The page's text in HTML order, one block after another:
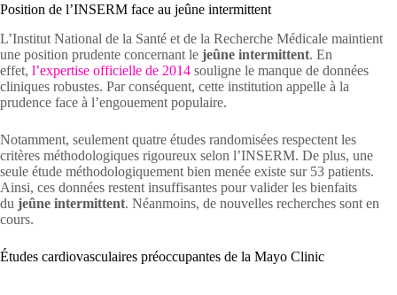
Position de l’INSERM face au jeûne intermittent
L’Institut National de la Santé et de la Recherche Médicale maintient
une position prudente concernant le jeûne intermittent. En
effet, l’expertise officielle de 2014 souligne le manque de données
cliniques robustes. Par conséquent, cette institution appelle à la
prudence face à l’engouement populaire.
Notamment, seulement quatre études randomisées respectent les
critères méthodologiques rigoureux selon l’INSERM. De plus, une
seule étude méthodologiquement bien menée existe sur 53 patients.
Ainsi, ces données restent insuffisantes pour valider les bienfaits
du jeûne intermittent. Néanmoins, de nouvelles recherches sont en
cours.
Études cardiovasculaires préoccupantes de la Mayo Clinic